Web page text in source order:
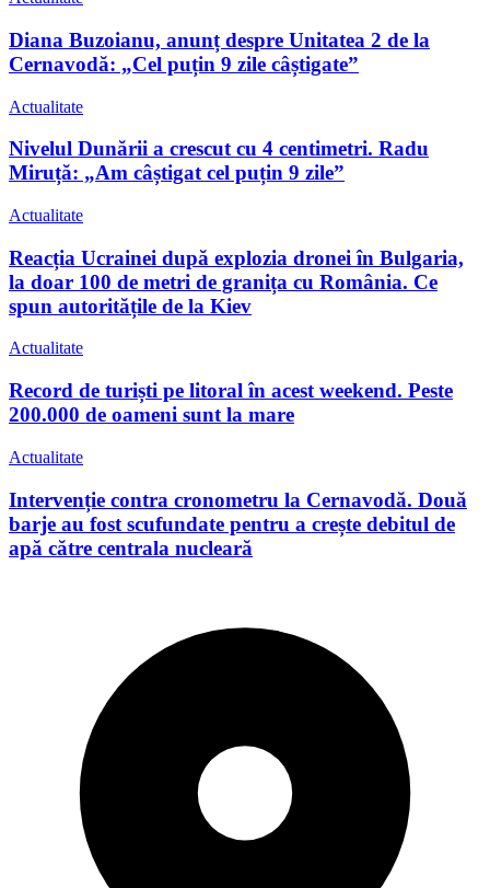
Diana Buzoianu, anunț despre Unitatea 2 de la
Cernavodă: „Cel puțin 9 zile câștigate”
Actualitate
Nivelul Dunării a crescut cu 4 centimetri. Radu
Miruță: „Am câștigat cel puțin 9 zile”
Actualitate
Reacția Ucrainei după explozia dronei în Bulgaria,
la doar 100 de metri de granița cu România. Ce
spun autoritățile de la Kiev
Actualitate
Record de turiști pe litoral în acest weekend. Peste
200.000 de oameni sunt la mare
Actualitate
Intervenție contra cronometru la Cernavodă. Două
barje au fost scufundate pentru a crește debitul de
apă către centrala nucleară